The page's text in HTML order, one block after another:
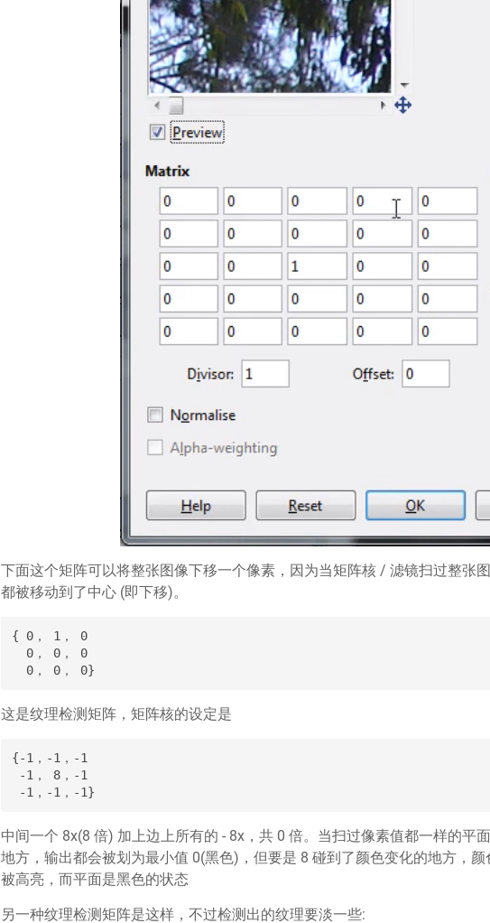
下面这个矩阵可以将整张图像下移一个像素，因为当矩阵核 / 滤镜扫过整张
都被移动到了中心 (即下移)。
{ 0， 1， 0
  0， 0， 0
这是纹理检测矩阵，矩阵核的设定是
{-1，-1，-1
-1， 8，-1
中间一个 8x(8 倍) 加上边上所有的 - 8x，共 0 倍。当扫过像素值都一样的平
地方，输出都会被划为最小值 0(黑色)，但要是 8 碰到了颜色变化的地方，
被高亮，而平面是黑色的状态
另一种纹理检测矩阵是这样，不过检测出的纹理要淡一些: